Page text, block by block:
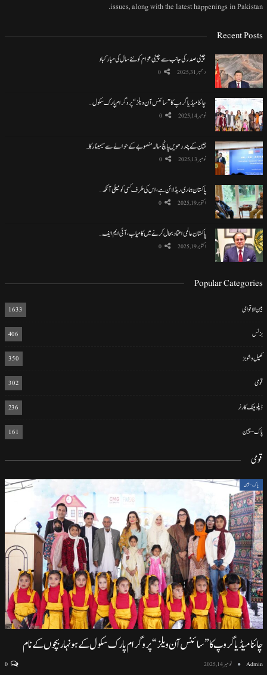
issues, along with the latest happenings in Pakistan.
Recent Posts
چینی صدر کی جانب سے چینی عوام کو نئے سال کی مبارکباد
دسمبر 31, 2025 0
چائنا میڈیا گروپ کا ”سائنس آن ویلز“ پروگرام پارک سکول…
نومبر 14, 2025 0
چین کے پندرھویں پانچ سالہ منصوبے کے حوالے سے سیمینار کا…
نومبر 13, 2025 0
پاکستان ہماری ریڈ لائن ہے، اس کی طرف کسی کو میلی آنکھ…
اکتوبر 19, 2025 0
پاکستان عالمی اعتماد بحال کرنے میں کامیاب، آئی ایم ایف…
اکتوبر 19, 2025 0
Popular Categories
بین الاقوامی 1633
بزنس 406
کھیل و شوبز 350
قومی 302
ڈپلومیٹک کارنر 236
پاک-چین 161
قومی
پاک-چین
چائنا میڈیا گروپ کا ”سائنس آن ویلز“ پروگرام پارک سکول کے ہونہار بچوں کے نام
Admin نومبر 14, 2025 0